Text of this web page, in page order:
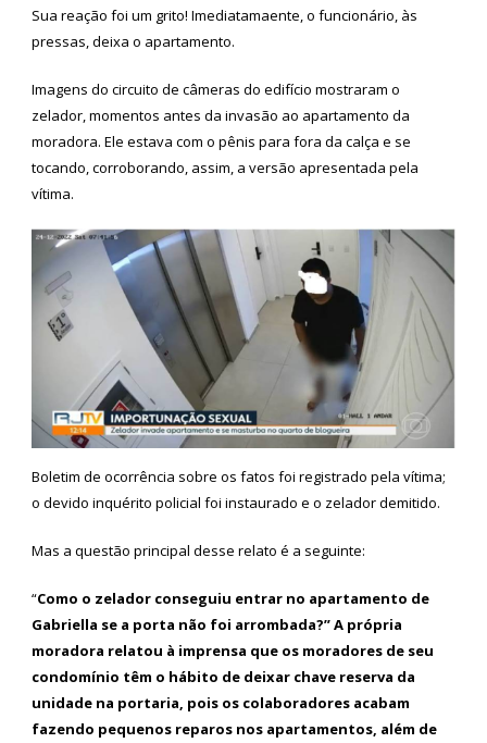
Sua reação foi um grito! Imediatamaente, o funcionário, às
pressas, deixa o apartamento.
Imagens do circuito de câmeras do edifício mostraram o
zelador, momentos antes da invasão ao apartamento da
moradora. Ele estava com o pênis para fora da calça e se
tocando, corroborando, assim, a versão apresentada pela
vítima.
Boletim de ocorrência sobre os fatos foi registrado pela vítima;
o devido inquérito policial foi instaurado e o zelador demitido.
Mas a questão principal desse relato é a seguinte:
“Como o zelador conseguiu entrar no apartamento de
Gabriella se a porta não foi arrombada?” A própria
moradora relatou à imprensa que os moradores de seu
condomínio têm o hábito de deixar chave reserva da
unidade na portaria, pois os colaboradores acabam
fazendo pequenos reparos nos apartamentos, além de